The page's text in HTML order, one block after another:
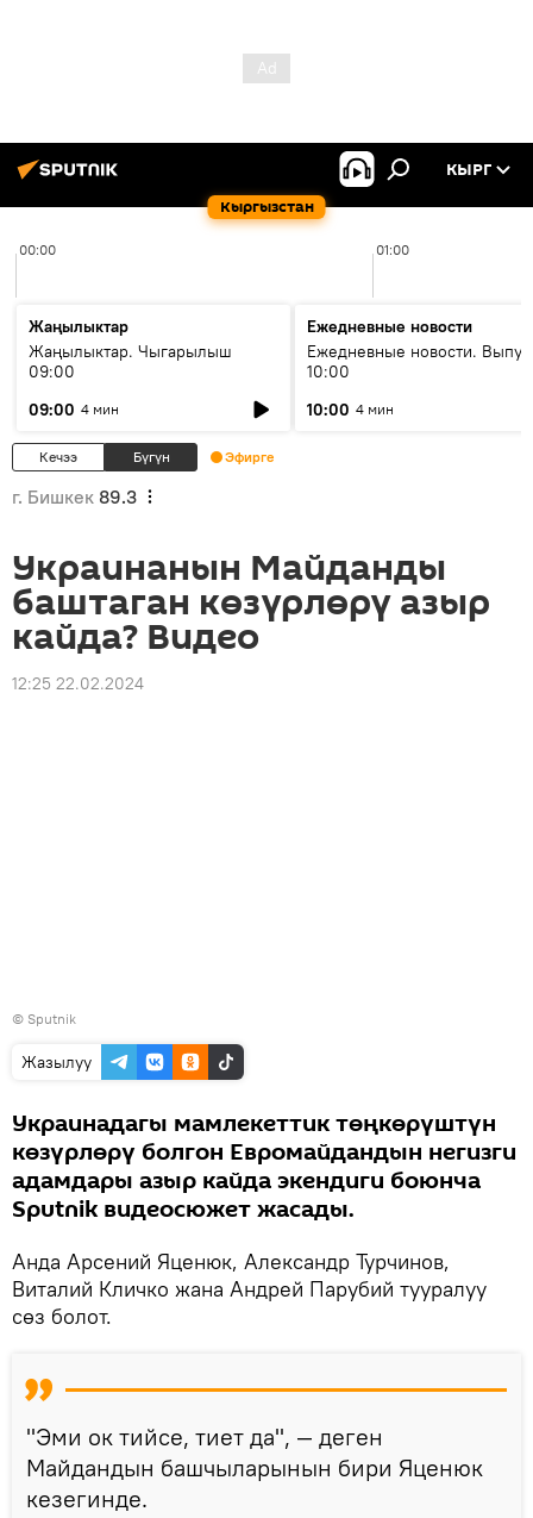
Кыргызстан
КЫРГ
00:00 01:00
Жаңылыктар
Жаңылыктар. Чыгарылыш
09:00
09:00 4 мин
Ежедневные новости
Ежедневные новости.
10:00
10:00 4 мин
Кечээ Бүгүн Эфирге
г. Бишкек 89.3
Украинанын Майданды
баштаган көзүрлөрү азыр
кайда? Видео
12:25 22.02.2024
© Sputnik
Жазылуу
Украинадагы мамлекеттик төңкөрүштүн
көзүрлөрү болгон Евромайдандын негизги
адамдары азыр кайда экендиги боюнча
Sputnik видеосюжет жасады.
Анда Арсений Яценюк, Александр Турчинов,
Виталий Кличко жана Андрей Парубий тууралуу
сөз болот.
"Эми ок тийсе, тиет да", — деген
Майдандын башчыларынын бири Яценюк
кезегинде.